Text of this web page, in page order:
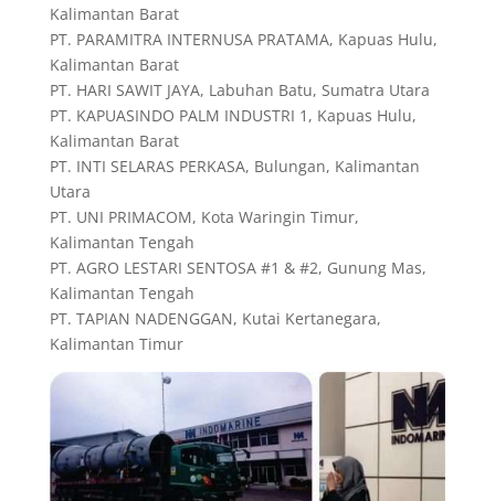
Kalimantan Barat
PT. PARAMITRA INTERNUSA PRATAMA, Kapuas Hulu,
Kalimantan Barat
PT. HARI SAWIT JAYA, Labuhan Batu, Sumatra Utara
PT. KAPUASINDO PALM INDUSTRI 1, Kapuas Hulu,
Kalimantan Barat
PT. INTI SELARAS PERKASA, Bulungan, Kalimantan
Utara
PT. UNI PRIMACOM, Kota Waringin Timur,
Kalimantan Tengah
PT. AGRO LESTARI SENTOSA #1 & #2, Gunung Mas,
Kalimantan Tengah
PT. TAPIAN NADENGGAN, Kutai Kertanegara,
Kalimantan Timur